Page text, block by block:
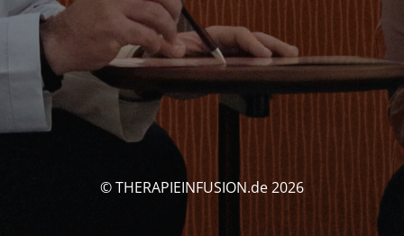
© THERAPIEINFUSION.de 2026